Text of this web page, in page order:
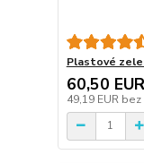
Plastové
60,50 EUR
49,19 EUR bez